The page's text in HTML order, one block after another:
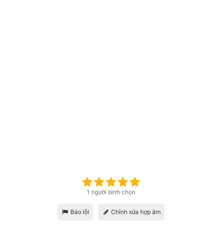
1 người bình chọn
Báo lỗi Chỉnh sửa hợp âm